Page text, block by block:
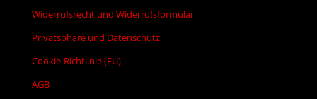
Widerrufsrecht und Widerrufsformular
Privatsphäre und Datenschutz
Cookie-Richtlinie (EU)
AGB